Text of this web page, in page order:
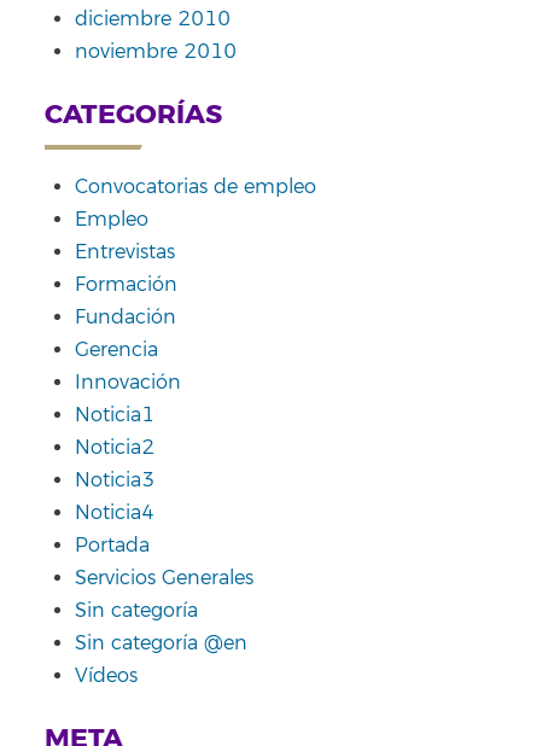
diciembre 2010
noviembre 2010
CATEGORÍAS
Convocatorias de empleo
Empleo
Entrevistas
Formación
Fundación
Gerencia
Innovación
Noticia1
Noticia2
Noticia3
Noticia4
Portada
Servicios Generales
Sin categoría
Sin categoría @en
Vídeos
META